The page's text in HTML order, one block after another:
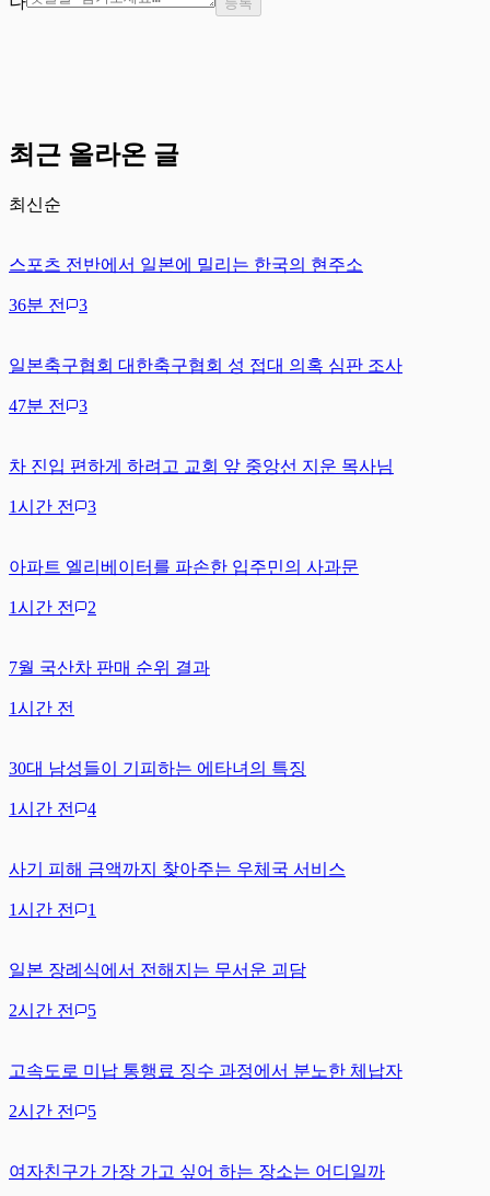
최근 올라온 글
최신순
스포츠 전반에서 일본에 밀리는 한국의 현주소
36분 전 3
일본축구협회 대한축구협회 성 접대 의혹 심판 조사
47분 전 3
차 진입 편하게 하려고 교회 앞 중앙선 지운 목사님
1시간 전 3
아파트 엘리베이터를 파손한 입주민의 사과문
1시간 전 2
7월 국산차 판매 순위 결과
1시간 전
30대 남성들이 기피하는 에타녀의 특징
1시간 전 4
사기 피해 금액까지 찾아주는 우체국 서비스
1시간 전 1
일본 장례식에서 전해지는 무서운 괴담
2시간 전 5
고속도로 미납 통행료 징수 과정에서 분노한 체납자
2시간 전 5
여자친구가 가장 가고 싶어 하는 장소는 어디일까